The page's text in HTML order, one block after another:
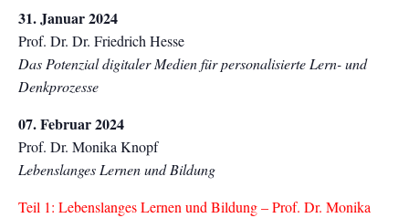
31. Januar 2024
Prof. Dr. Dr. Friedrich Hesse
Das Potenzial digitaler Medien für personalisierte Lern- und
Denkprozesse
07. Februar 2024
Prof. Dr. Monika Knopf
Lebenslanges Lernen und Bildung
Teil 1: Lebenslanges Lernen und Bildung – Prof. Dr. Monika